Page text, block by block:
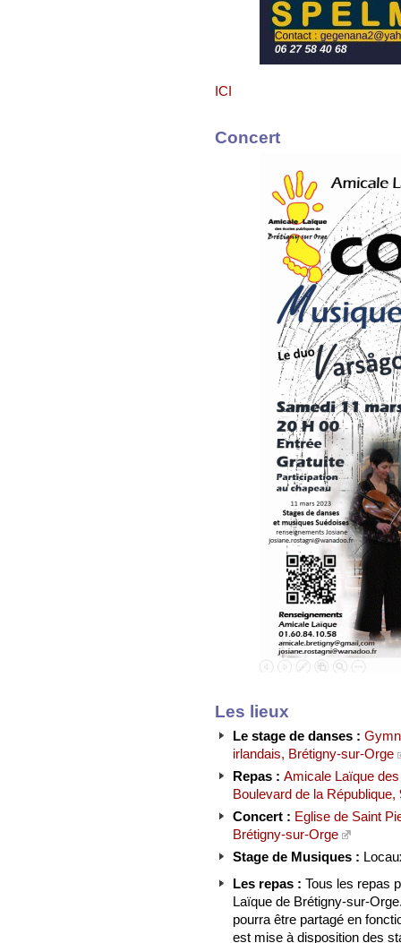
ICI
Concert
Les lieux
Le stage de danses :
irlandais, Brétigny-sur-Orge
Repas : Amicale Laïque
Boulevard de la
Concert : Eglise de Saint
Brétigny-sur-Orge
Stage de Musiques :
Les repas : Tous les repas
Laïque de Brétigny-sur-
pourra être partagé en
est mise à disposition des